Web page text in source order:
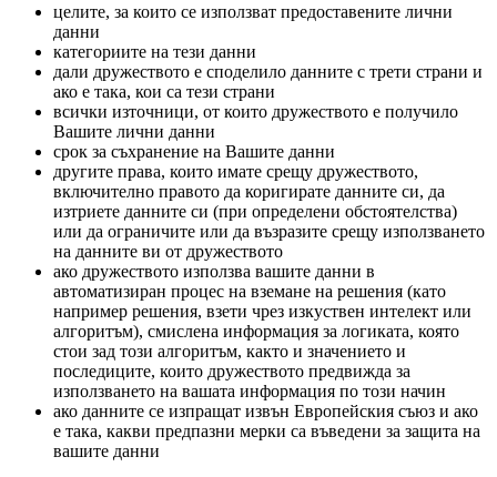
целите, за които се използват предоставените лични
данни
категориите на тези данни
дали дружеството е споделило данните с трети страни и
ако е така, кои са тези страни
всички източници, от които дружеството е получило
Вашите лични данни
срок за съхранение на Вашите данни
другите права, които имате срещу дружеството,
включително правото да коригирате данните си, да
изтриете данните си (при определени обстоятелства)
или да ограничите или да възразите срещу използването
на данните ви от дружеството
ако дружеството използва вашите данни в
автоматизиран процес на вземане на решения (като
например решения, взети чрез изкуствен интелект или
алгоритъм), смислена информация за логиката, която
стои зад този алгоритъм, както и значението и
последиците, които дружеството предвижда за
използването на вашата информация по този начин
ако данните се изпращат извън Европейския съюз и ако
е така, какви предпазни мерки са въведени за защита на
вашите данни